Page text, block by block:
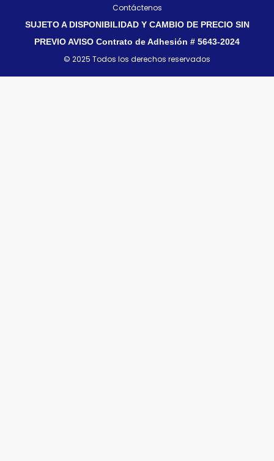
© 2025 Todos los derechos reservados
SUJETO A DISPONIBILIDAD Y CAMBIO DE PRECIO SIN
PREVIO AVISO Contrato de Adhesión # 5643-2024
Contáctenos